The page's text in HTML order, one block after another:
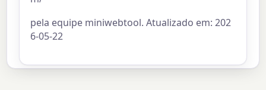
pela equipe miniwebtool. Atualizado em: 202
6-05-22